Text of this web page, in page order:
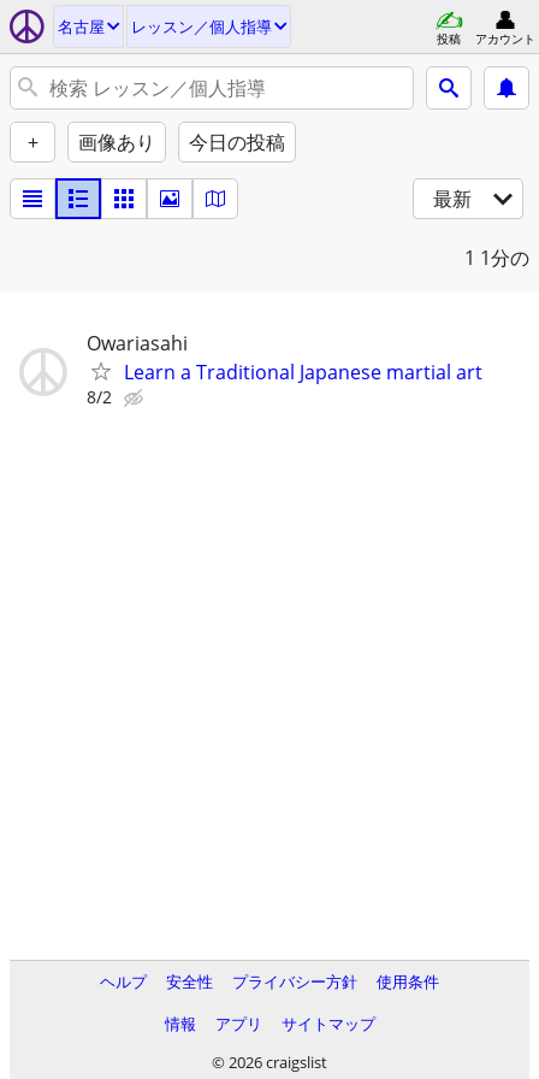
名古屋 レッスン／個人指導
投稿 アカウント
+ 画像あり 今日の投稿
最新
1 1分の
Owariasahi
Learn a Traditional Japanese martial art
8/2
ヘルプ 安全性 プライバシー方針
使用条件
情報
アプリ
サイトマップ
© 2026 craigslist